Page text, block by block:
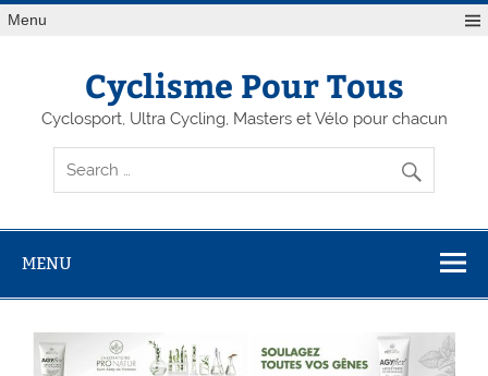
Menu
Cyclisme Pour Tous
Cyclosport, Ultra Cycling, Masters et Vélo pour chacun
MENU